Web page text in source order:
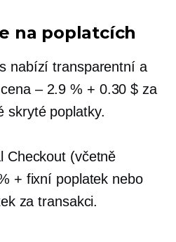
na poplatcích
nabízí transparentní a
cena – 2.9 % + 0.30 $ za
skryté poplatky.
Checkout (včetně
+ fixní poplatek nebo
za transakci.